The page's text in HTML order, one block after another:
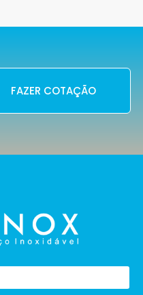
FAZER COTAÇÃO